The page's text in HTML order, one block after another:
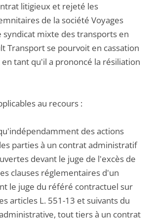
litigieux et rejeté les
de la société Voyages
syndicat mixte des transports en
Transport se pourvoit en cassation
tant qu'il a prononcé la résiliation
au recours :
des actions
parties à un contrat administratif
devant le juge de l'excès de
clauses réglementaires d'un
le juge du référé contractuel sur
articles L. 551-13 et suivants du
tout tiers à un contrat